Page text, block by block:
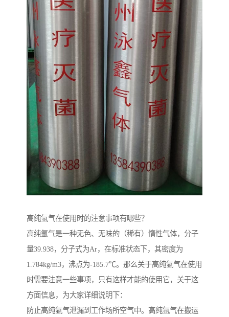
高纯氩气在使用时的注意事项有哪些？
高纯氩气是一种无色、无味的（稀有）惰性气体，分子
量39.938，分子式为Ar，在标准状态下，其密度为
1.784kg/m3，沸点为-185.7℃。那么关于高纯氩气在使用
时需要注意一些事项，只有这样才能的使用它，关于这
方面信息，为大家详细说明下：
防止高纯氩气泄漏到工作场所空气中。高纯氩气在搬运